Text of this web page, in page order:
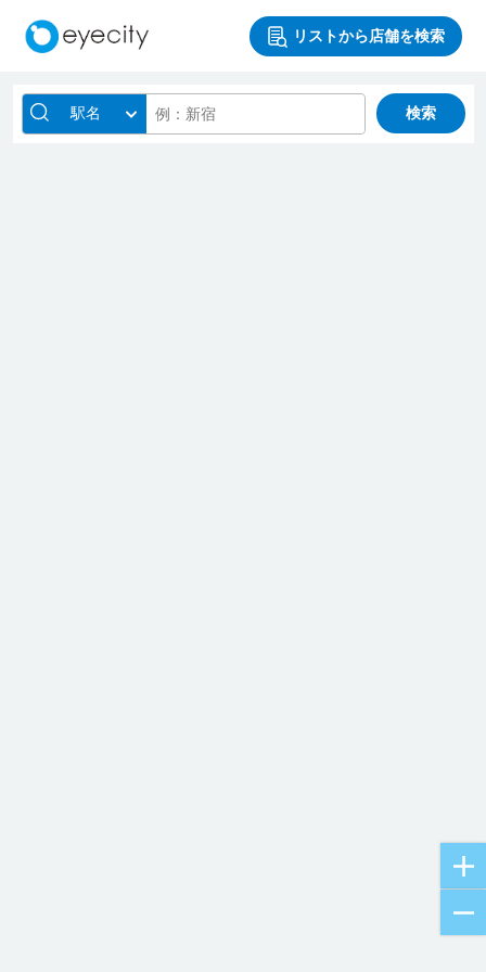
リストから店舗を検索
駅名 検索